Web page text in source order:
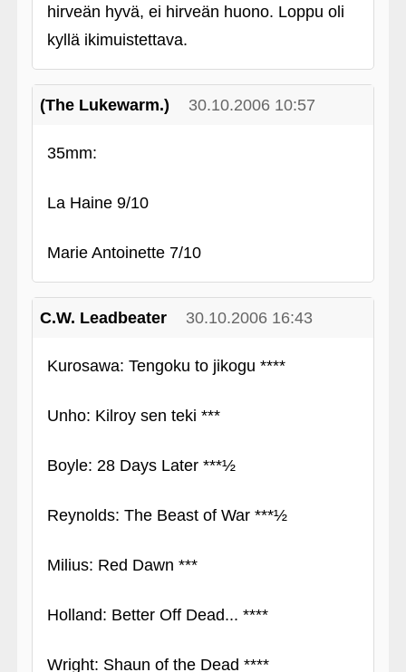
hirveän hyvä, ei hirveän huono. Loppu oli
kyllä ikimuistettava.
(The Lukewarm.) 30.10.2006 10:57
35mm:
La Haine 9/10
Marie Antoinette 7/10
C.W. Leadbeater 30.10.2006 16:43
Kurosawa: Tengoku to jikogu ****
Unho: Kilroy sen teki ***
Boyle: 28 Days Later ***½
Reynolds: The Beast of War ***½
Milius: Red Dawn ***
Holland: Better Off Dead... ****
Wright: Shaun of the Dead ****